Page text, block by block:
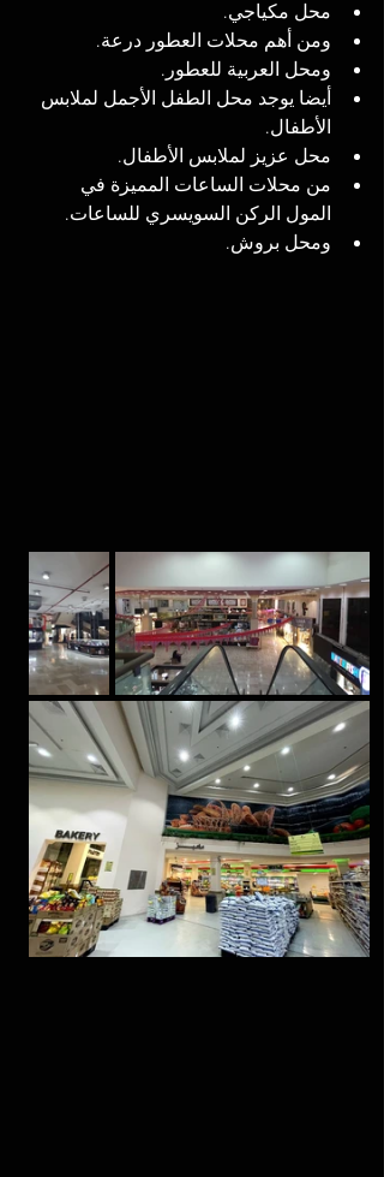
محل مكياجي.
ومن أهم محلات العطور درعة.
ومحل العربية للعطور.
أيضا يوجد محل الطفل الأجمل لملابس
الأطفال.
محل عزيز لملابس الأطفال.
من محلات الساعات المميزة في
المول الركن السويسري للساعات.
ومحل بروش.